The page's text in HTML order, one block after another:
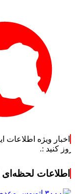
اخبار ویژه اطلاعات
اطلاعات لحظه‌ای